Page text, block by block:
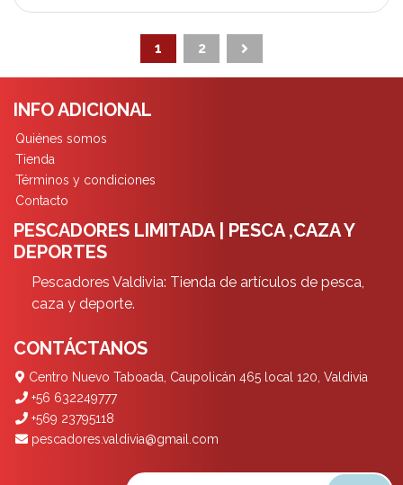
1 2
INFO ADICIONAL
Quiénes somos
Tienda
Términos y condiciones
Contacto
PESCADORES LIMITADA | PESCA ,CAZA Y
DEPORTES
Pescadores Valdivia: Tienda de artículos de pesca,
caza y deporte.
CONTÁCTANOS
Centro Nuevo Taboada, Caupolicán 465 local 120, Valdivia
+56 632249777
+569 23795118
pescadores.valdivia@gmail.com